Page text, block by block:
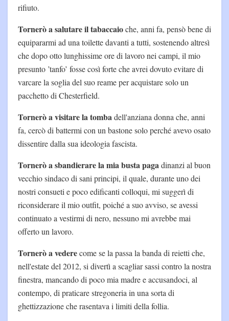
rifiuto.
Tornerò a salutare il tabaccaioche, anni fa, pensò bene di
equipararmi ad una toilette davanti a tutti, sostenendo altresì
che dopo otto lunghissime ore di lavoro nei campi, il mio
presunto ’tanfo’ fosse così forte che avrei dovuto evitare di
varcare la soglia del suo reame per acquistare solo un
pacchetto di Chesterfield.
Tornerò a visitare la tombadell'anziana donna che, anni
fa, cercò di battermi con un bastone solo perché avevo osato
dissentire dalla sua ideologia fascista.
Tornerò a sbandierare la mia busta pagadinanzi al buon
vecchio sindaco di sani principi, il quale, durante uno dei
nostri consueti e poco edificanti colloqui, mi suggerì di
riconsiderare il mio outfit, poiché a suo avviso, se avessi
continuato a vestirmi di nero, nessuno mi avrebbe mai
offerto un lavoro.
Tornerò a vederecome se la passa la banda di reietti che,
nell'estate del 2012, si divertì a scagliar sassi contro la nostra
finestra, mancando di poco mia madre e accusandoci, al
contempo, di praticare stregoneria in una sorta di
ghettizzazione che rasentava i limiti della follia.